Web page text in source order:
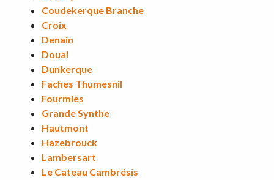
Coudekerque Branche
Croix
Denain
Douai
Dunkerque
Faches Thumesnil
Fourmies
Grande Synthe
Hautmont
Hazebrouck
Lambersart
Le Cateau Cambrésis